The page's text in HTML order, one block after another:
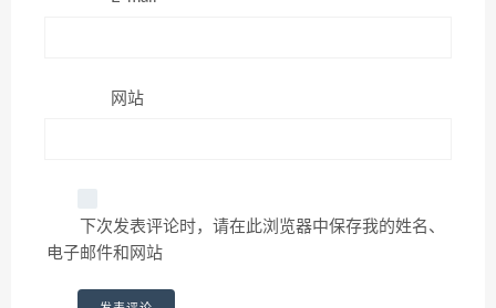
网站
下次发表评论时，请在此浏览器中保存我的姓名、
电子邮件和网站